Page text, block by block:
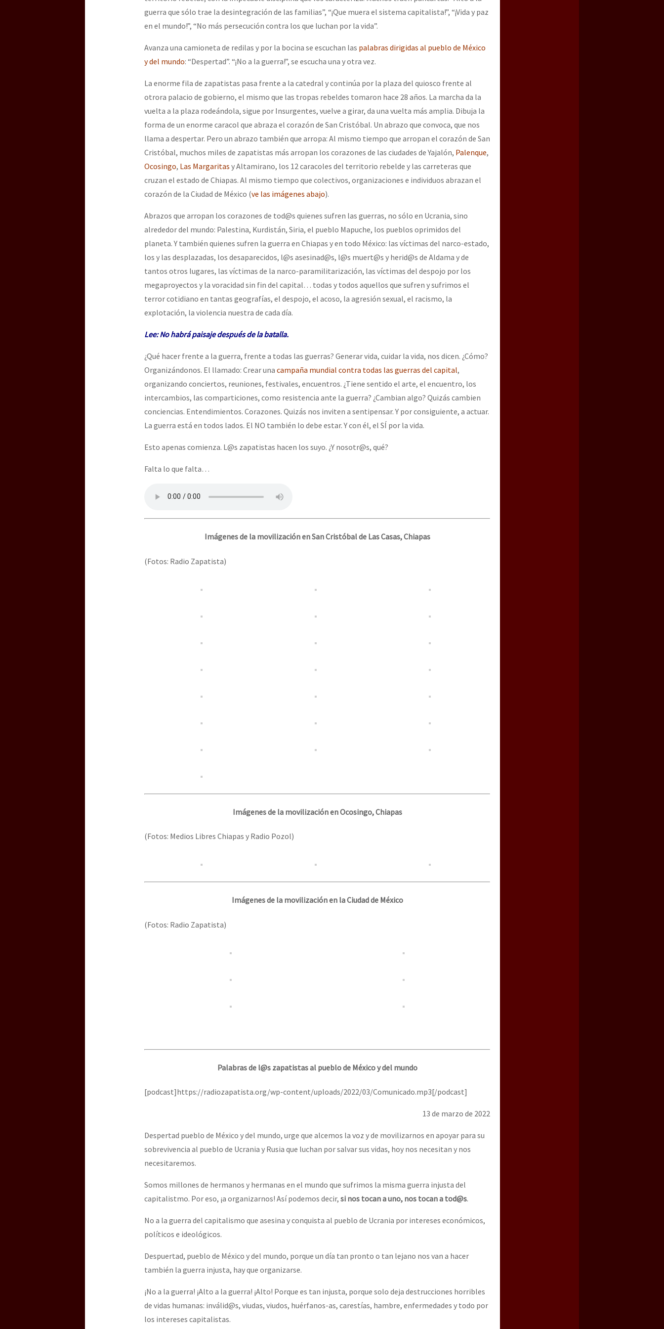
[25 abr – CDMX] Tokín por el CNI: 30 años de Resistencia y Rebeldía
guerra que sólo trae la desintegración de las familias”, “¡Que muera el sistema capitalista!”, “¡Vida y paz
en el mundo!”, “No más persecución contra los que luchan por la vida”.
Avanza una camioneta de redilas y por la bocina se escuchan las palabras dirigidas al pueblo de México
y del mundo: “Despertad”. “¡No a la guerra!”, se escucha una y otra vez.
La enorme fila de zapatistas pasa frente a la catedral y continúa por la plaza del quiosco frente al
otrora palacio de gobierno, el mismo que las tropas rebeldes tomaron hace 28 años. La marcha da la
vuelta a la plaza rodeándola, sigue por Insurgentes, vuelve a girar, da una vuelta más amplia. Dibuja la
forma de un enorme caracol que abraza el corazón de San Cristóbal. Un abrazo que convoca, que nos
llama a despertar. Pero un abrazo también que arropa: Al mismo tiempo que arropan el corazón de San
Cristóbal, muchos miles de zapatistas más arropan los corazones de las ciudades de Yajalón, Palenque,
Ocosingo, Las Margaritas y Altamirano, los 12 caracoles del territorio rebelde y las carreteras que
cruzan el estado de Chiapas. Al mismo tiempo que colectivos, organizaciones e individuos abrazan el
corazón de la Ciudad de México (ve las imágenes abajo).
Abrazos que arropan los corazones de tod@s quienes sufren las guerras, no sólo en Ucrania, sino
alrededor del mundo: Palestina, Kurdistán, Siria, el pueblo Mapuche, los pueblos oprimidos del
planeta. Y también quienes sufren la guerra en Chiapas y en todo México: las víctimas del narco-estado,
los y las desplazadas, los desaparecidos, l@s asesinad@s, l@s muert@s y herid@s de Aldama y de
tantos otros lugares, las víctimas de la narco-paramilitarización, las víctimas del despojo por los
megaproyectos y la voracidad sin fin del capital… todas y todos aquellos que sufren y sufrimos el
terror cotidiano en tantas geografías, el despojo, el acoso, la agresión sexual, el racismo, la
explotación, la violencia nuestra de cada día.
Lee:No habrá paisaje después de la batalla.
¿Qué hacer frente a la guerra, frente a todas las guerras? Generar vida, cuidar la vida, nos dicen. ¿Cómo?
Organizándonos. El llamado: Crear una campaña mundial contra todas las guerras del capital,
organizando conciertos, reuniones, festivales, encuentros. ¿Tiene sentido el arte, el encuentro, los
intercambios, las comparticiones, como resistencia ante la guerra? ¿Cambian algo? Quizás cambien
conciencias. Entendimientos. Corazones. Quizás nos inviten a sentipensar. Y por consiguiente, a actuar.
La guerra está en todos lados. El NO también lo debe estar. Y con él, el SÍ por la vida.
Esto apenas comienza. L@s zapatistas hacen los suyo. ¿Y nosotr@s, qué?
Falta lo que falta…
Imágenes de la movilización en San Cristóbal de Las Casas, Chiapas
(Fotos: Radio Zapatista)
Imágenes de la movilización en Ocosingo, Chiapas
(Fotos: Medios Libres Chiapas y Radio Pozol)
Imágenes de la movilización en la Ciudad de México
(Fotos: Radio Zapatista)
Palabras de l@s zapatistas al pueblo de México y del mundo
[podcast]https://radiozapatista.org/wp-content/uploads/2022/03/Comunicado.mp3[/podcast]
13 de marzo de 2022
Despertad pueblo de México y del mundo, urge que alcemos la voz y de movilizarnos en apoyar para su
sobrevivencia al pueblo de Ucrania y Rusia que luchan por salvar sus vidas, hoy nos necesitan y nos
necesitaremos.
Somos millones de hermanos y hermanas en el mundo que sufrimos la misma guerra injusta del
capitalistmo. Por eso, ¡a organizarnos! Así podemos decir, si nos tocan a uno, nos tocan a tod@s.
No a la guerra del capitalismo que asesina y conquista al pueblo de Ucrania por intereses económicos,
políticos e ideológicos.
Despuertad, pueblo de México y del mundo, porque un día tan pronto o tan lejano nos van a hacer
también la guerra injusta, hay que organizarse.
¡No a la guerra! ¡Alto a la guerra! ¡Alto! Porque es tan injusta, porque solo deja destrucciones horribles
de vidas humanas: inválid@s, viudas, viudos, huérfanos-as, carestías, hambre, enfermedades y todo por
los intereses capitalistas.